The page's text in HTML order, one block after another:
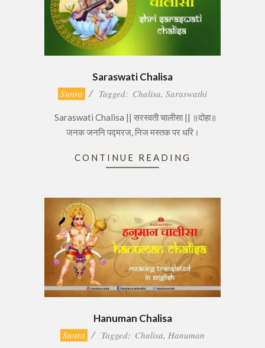
Saraswati Chalisa
2016-Stotra Tagged: Chalisa, Saraswathi
Saraswati Chalisa || सरस्वती चालीसा || ॥दोहा॥
जनक जननि पद्मरज, निज मस्तक पर धरि।
CONTINUE READING
Hanuman Chalisa
2016-Stotra Tagged: Chalisa, Hanuman